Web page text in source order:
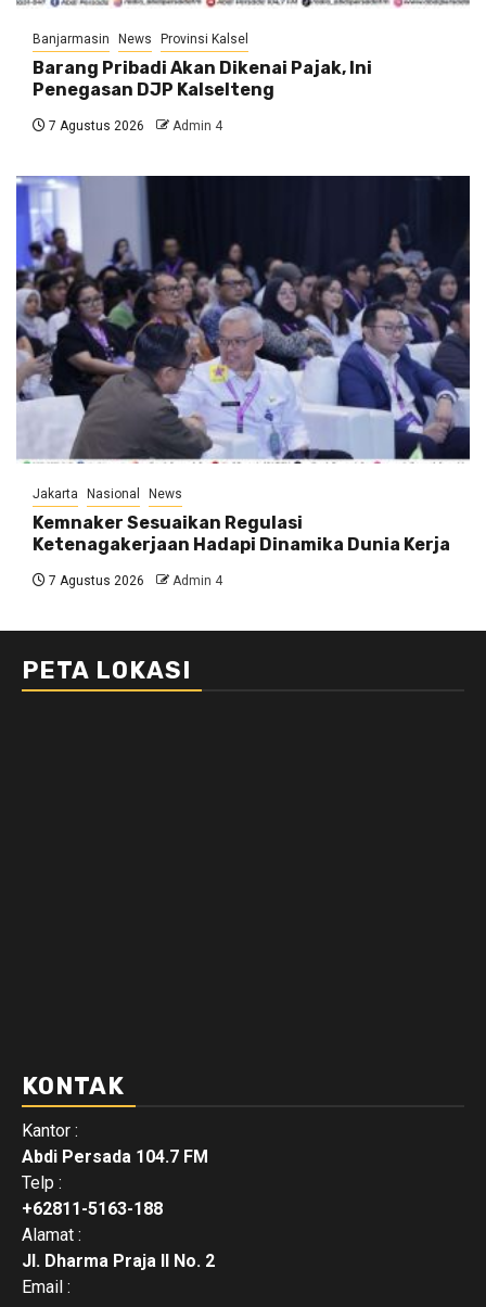
Banjarmasin News Provinsi Kalsel
Barang Pribadi Akan Dikenai Pajak, Ini
Penegasan DJP Kalselteng
7 Agustus 2026 Admin 4
Jakarta Nasional News
Kemnaker Sesuaikan Regulasi
Ketenagakerjaan Hadapi Dinamika Dunia Kerja
7 Agustus 2026 Admin 4
PETA LOKASI
KONTAK
Kantor :
Abdi Persada 104.7 FM
Telp :
+62811-5163-188
Alamat :
Jl. Dharma Praja II No. 2
Email :